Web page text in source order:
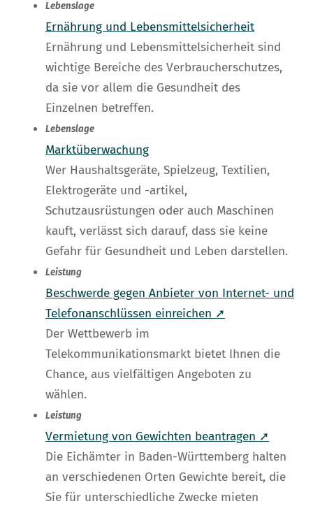
Lebenslage
Ernährung und Lebensmittelsicherheit
Ernährung und Lebensmittelsicherheit sind
wichtige Bereiche des Verbraucherschutzes,
da sie vor allem die Gesundheit des
Einzelnen betreffen.
Lebenslage
Marktüberwachung
Wer Haushaltsgeräte, Spielzeug, Textilien,
Elektrogeräte und -artikel,
Schutzausrüstungen oder auch Maschinen
kauft, verlässt sich darauf, dass sie keine
Gefahr für Gesundheit und Leben darstellen.
Leistung
Beschwerde gegen Anbieter von Internet- und
Telefonanschlüssen einreichen ➚
Der Wettbewerb im
Telekommunikationsmarkt bietet Ihnen die
Chance, aus vielfältigen Angeboten zu
wählen.
Leistung
Vermietung von Gewichten beantragen ➚
Die Eichämter in Baden-Württemberg halten
an verschiedenen Orten Gewichte bereit, die
Sie für unterschiedliche Zwecke mieten